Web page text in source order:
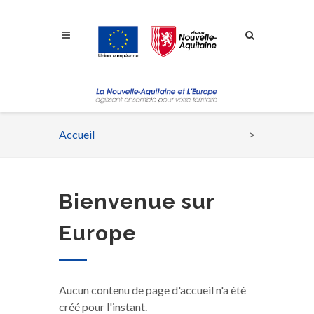
Fil
Accueil
Bienvenue sur
Europe
Aucun contenu de page d'accueil n'a été
créé pour l'instant.